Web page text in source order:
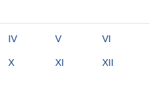
IV V VI
X XI XII